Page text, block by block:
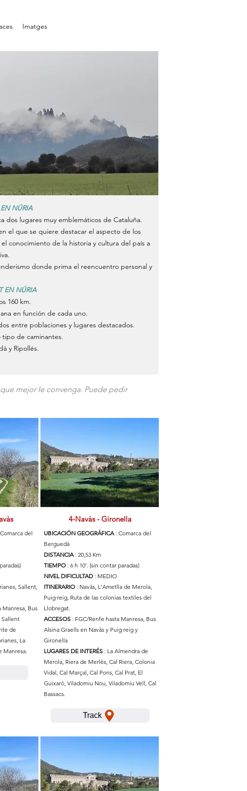
Imatges
NÚRIA
dos lugares muy emblemáticos de Cataluña.
el que se quiere destacar el aspecto de los
conocimiento de la historia y cultura del país a
donde prima el reencuentro personal y
EN NÚRIA
160 km.
en función de cada uno.
entre poblaciones y lugares destacados.
de caminantes.
y Ripollés.
mejor le convenga. Puede pedir
del
Sallent,
Manresa, Bus
Sallent
de
La
Manresa.
4-Navàs - Gironella
UBICACIÓN GEOGRÁFICA: Comarca del
Berguedà
DISTANCIA: 20,53 Km
TIEMPO: 6 h 10'. (sin contar paradas)
NIVEL DIFICULTAD: MEDIO
ITINERARIO: Navàs, L'Ametlla de Merola,
Puig·reig, Ruta de las colonias textiles del
Llobregat.
ACCESOS: FGC/Renfe hasta Manresa, Bus
Alsina Graells en Navàs y Puig·reig y
Gironella
LUGARES DE INTERÉS: La Almendra de
Merola, Riera de Merlès, Cal Riera, Colonia
Vidal, Cal Marçal, Cal Pons, Cal Prat, El
Guixaró, Viladomiu Nou, Viladomiu Vell, Cal
Bassacs.
Track